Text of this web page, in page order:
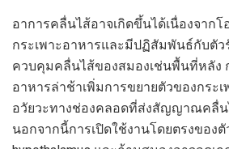
อาการคลื่นไส้อาจเกิดขึ้นได้เนื่องจาก
กระเพาะอาหารและมีปฏิสัมพันธ์กับตัว
ควบคุมคลื่นไส้ของสมองเช่นพื้นที่หลัง
อาหารล่าช้าเพิ่มการขยายตัวของกระ
อวัยวะทางช่องคลอดที่ส่งสัญญาณคลื่น
นอกจากนี้การเปิดใช้งานโดยตรงของตั